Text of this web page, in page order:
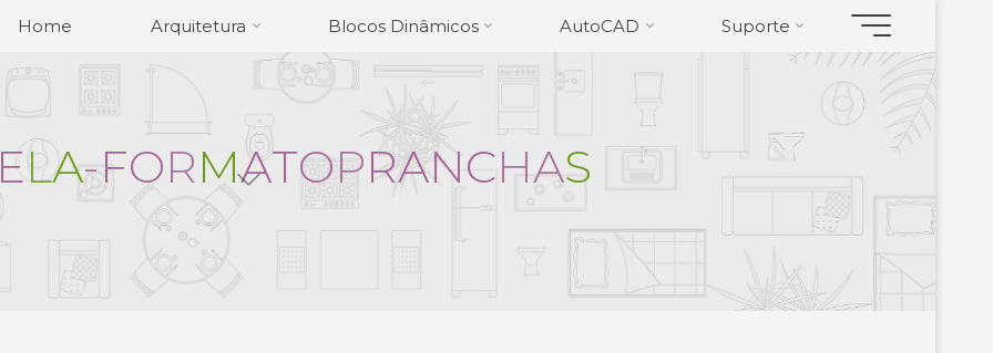
Home Arquitetura Blocos Dinâmicos AutoCAD Suporte
ELA-FORMATOPRANCHAS